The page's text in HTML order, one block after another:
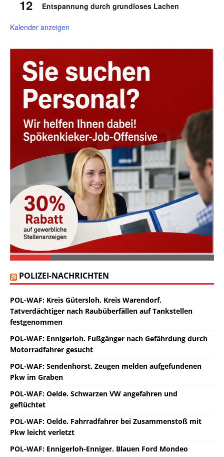
12 Entspannung durch grundloses Lachen
Kalender anzeigen
POLIZEI-NACHRICHTEN
POL-WAF: Kreis Gütersloh. Kreis Warendorf.
Tatverdächtiger nach Raubüberfällen auf Tankstellen
festgenommen
POL-WAF: Ennigerloh. Fußgänger nach Gefährdung durch
Motorradfahrer gesucht
POL-WAF: Sendenhorst. Zeugen melden aufgefundenen
Pkw im Graben
POL-WAF: Oelde. Schwarzen VW angefahren und
geflüchtet
POL-WAF: Oelde. Fahrradfahrer bei Zusammenstoß mit
Pkw leicht verletzt
POL-WAF: Ennigerloh-Enniger. Blauen Ford Mondeo